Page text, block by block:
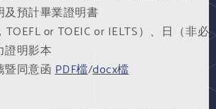
及預計畢業證明書
or TOEIC or IELTS）、日（非必
證明影本
暨同意函PDF檔/docx檔